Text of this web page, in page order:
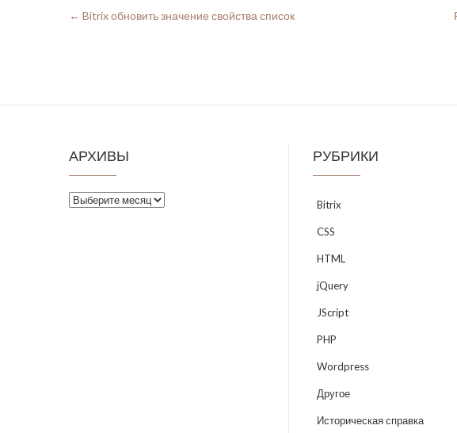
← Bitrix обновить значение свойства список
АРХИВЫ
Архивы
РУБРИКИ
Bitrix
CSS
HTML
jQuery
JScript
PHP
Wordpress
Другое
Историческая справка